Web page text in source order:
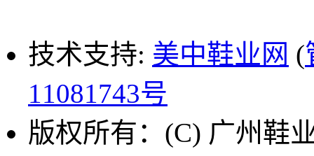
技术支持: 美中鞋业网 (
11081743号
版权所有：(C) 广州鞋